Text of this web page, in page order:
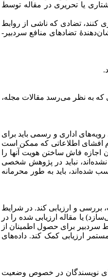
یا تحریری در مقاله توسط
کنند، تضادی که ناشی از روابط
تضادهای منافع سردبیر-
که به نظر می‌رسد مقالات مجله،
رویه‌های اداری و رسمی باید برای
افشای اطلاعاتی که ممکن است
فاش ساختن هویت آنها را
نباید در پژوهش شخصی
شده‌اند، باید به طور محرمانه
بررسی و ارزیابی کند. در شرایط
یا مقاله ارزیابی شده را در
سردبیر برای حصول اطمینان از
ارزیابی کمک کند. داده‌های
نویسندگان در خصوص وضعیت